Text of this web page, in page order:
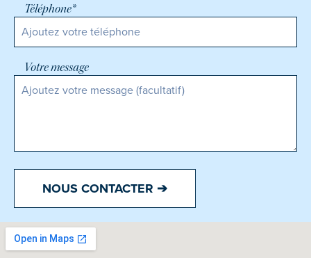
Téléphone*
Votre message
NOUS CONTACTER ➔